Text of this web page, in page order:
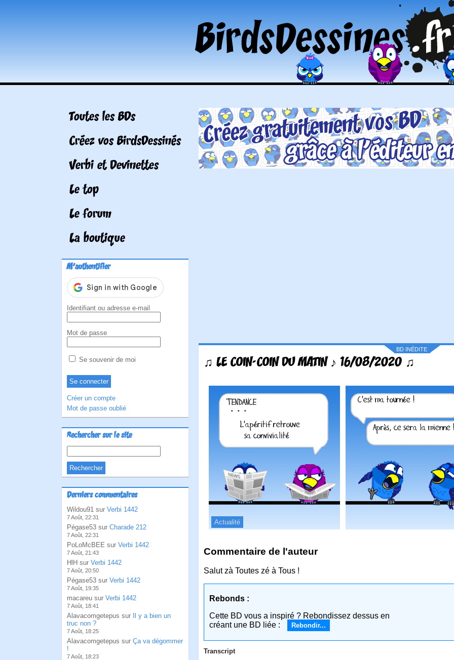
Toutes les BDs
Créez vos BirdsDessinés
Verbi et Devinettes
Le top
Le forum
La boutique
M'authentifier
Identifiant ou adresse e-mail
Mot de passe
Se souvenir de moi
Créer un compte
Mot de passe oublié
Rechercher sur le site
Derniers commentaires
Wildou91 sur Verbi 1442
7 Août, 22:31
Pégase53 sur Charade 212
7 Août, 22:31
PoLoMcBEE sur Verbi 1442
7 Août, 21:43
HlH sur Verbi 1442
7 Août, 20:50
Pégase53 sur Verbi 1442
7 Août, 19:35
macareu sur Verbi 1442
7 Août, 18:41
Alavacomgetepus sur
Il y a bien un
truc non ?
7 Août, 18:25
Alavacomgetepus sur Ça va dégommer
!
7 Août, 18:23
BD INÉDITE
♫ LE COIN-COIN DU MATIN ♪ 16/08/2020 ♫
Actualité
Commentaire de l'auteur
Salut zà Toutes zé à Tous !
Rebonds :
Cette BD vous a inspiré ? Rebondissez dessus en
créant une BD liée :
Rebondir...
Transcript